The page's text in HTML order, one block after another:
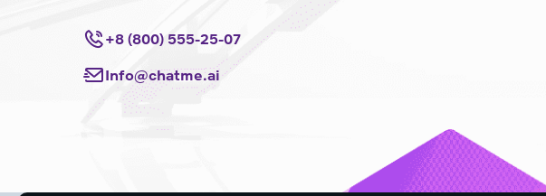
+8 (800) 555-25-07
Info@chatme.ai